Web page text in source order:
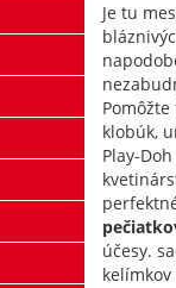
Je tu
klobúk,
Play-
účesy.